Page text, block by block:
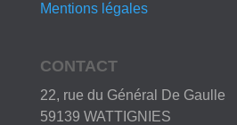
Mentions légales
CONTACT
22, rue du Général De Gaulle
59139 WATTIGNIES